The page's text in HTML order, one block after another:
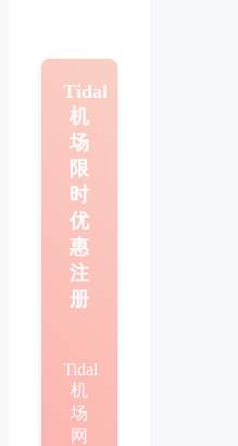
Tidal
机
场
限
时
优
惠
注
册
Tidal
机
场
网